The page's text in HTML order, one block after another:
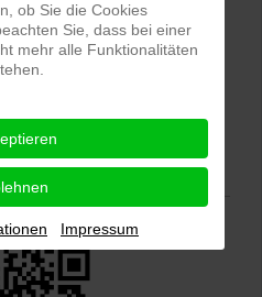
und Bildbearbeitung in
Rezensionen
|Bewertung abgeben
ob Sie die Cookies
Sie, dass bei einer
mehr alle Funktionalitäten
Impressum